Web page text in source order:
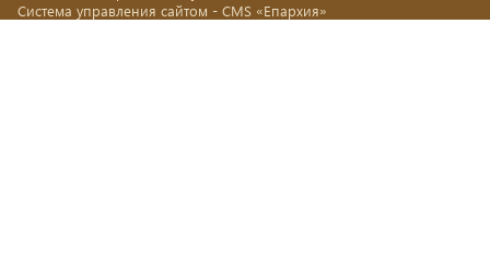
Система управления сайтом - CMS «Епархия»